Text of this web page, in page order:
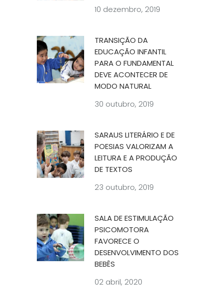
10 dezembro, 2019
TRANSIÇÃO DA
EDUCAÇÃO INFANTIL
PARA O FUNDAMENTAL
DEVE ACONTECER DE
MODO NATURAL
30 outubro, 2019
SARAUS LITERÁRIO E DE
POESIAS VALORIZAM A
LEITURA E A PRODUÇÃO
DE TEXTOS
23 outubro, 2019
SALA DE ESTIMULAÇÃO
PSICOMOTORA
FAVORECE O
DESENVOLVIMENTO DOS
BEBÊS
02 abril, 2020